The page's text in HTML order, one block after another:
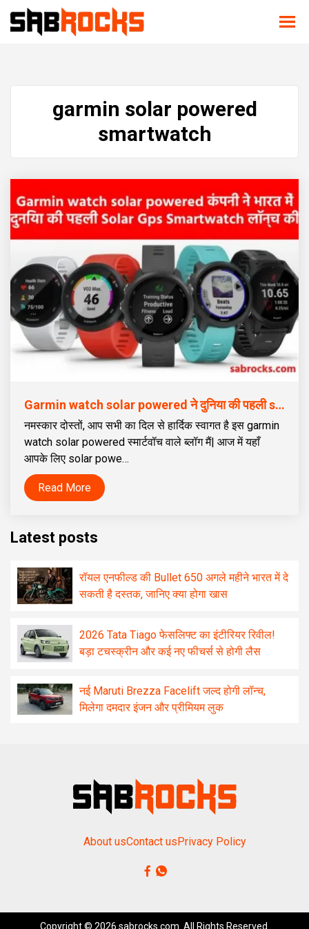
garmin solar powered
smartwatch
Garmin watch solar powered ने दुनिया की पहली solar जीपीएस स्मार्टवॉच लॉन्च की
नमस्कार दोस्तों, आप सभी का दिल से हार्दिक स्वागत है इस garmin
watch solar powered स्मार्टवॉच वाले ब्लॉग मैं| आज में यहाँ
आपके लिए solar powe…
Read More
Latest posts
रॉयल एनफील्ड की Bullet 650 अगले महीने भारत में दे
सकती है दस्तक, जानिए क्या होगा खास
2026 Tata Tiago फेसलिफ्ट का इंटीरियर रिवील!
बड़ा टचस्क्रीन और कई नए फीचर्स से होगी लैस
नई Maruti Brezza Facelift जल्द होगी लॉन्च,
मिलेगा दमदार इंजन और प्रीमियम लुक
About usContact usPrivacy Policy
Copyright © 2026 sabrocks.com. All Rights Reserved.